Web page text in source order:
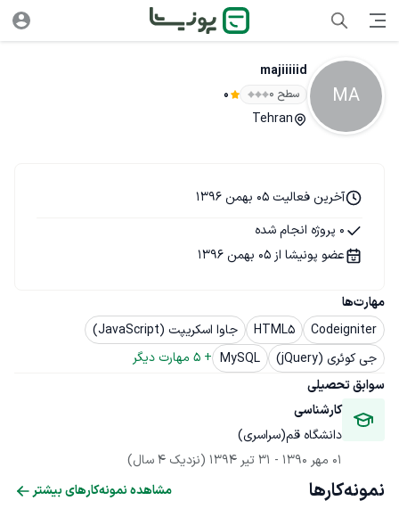
MA
majiiiiid
سطح ۰ 0
Tehran
مهارت‌ها
Codeigniter
HTML5
جاوا اسکریپت (JavaScript)
جی کوئری (jQuery)
MySQL
+
5 مهارت دیگر
سوابق تحصیلی
کارشناسی
دانشگاه قم(سراسری)
01 مهر 1390
- 31 تیر 1394 (نزدیک 4 سال)
آخرین فعالیت 05 بهمن 1396
0 پروژه انجام شده
عضو پونیشا از 05 بهمن 1396
نمونه‌کارها مشاهده نمونه‌کارهای بیشتر